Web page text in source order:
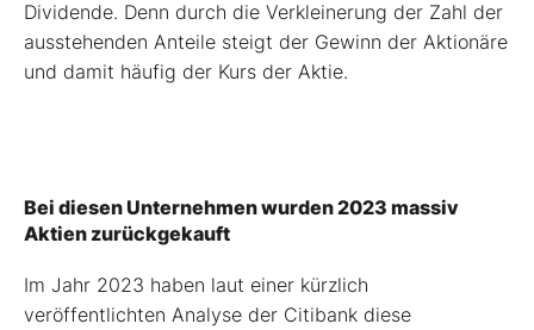
Dividende. Denn durch die Verkleinerung der Zahl der
ausstehenden Anteile steigt der Gewinn der Aktionäre
und damit häufig der Kurs der Aktie.
Bei diesen Unternehmen wurden 2023 massiv
Aktien zurückgekauft
Im Jahr 2023 haben laut einer kürzlich
veröffentlichten Analyse der Citibank diese